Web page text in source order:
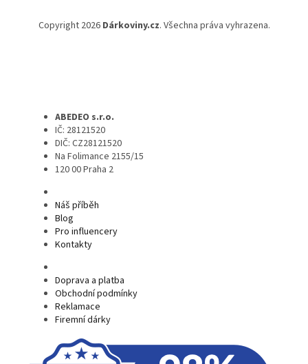
Copyright 2026 Dárkoviny.cz. Všechna práva vyhrazena.
ABEDEO s.r.o.
IČ: 28121520
DIČ: CZ28121520
Na Folimance 2155/15
120 00 Praha 2
Náš příběh
Blog
Pro influencery
Kontakty
Doprava a platba
Obchodní podmínky
Reklamace
Firemní dárky